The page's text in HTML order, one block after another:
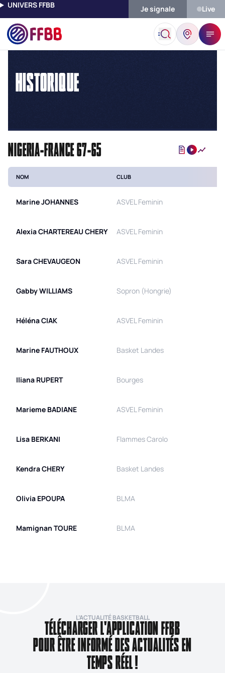
UNIVERS FFBB Je signale Live
Accueil Historique
HISTORIQUE
NIGERIA-FRANCE 67-65
NOM CLUB
MarineJOHANNES ASVEL Feminin
AlexiaCHARTEREAU CHERY ASVEL Feminin
SaraCHEVAUGEON ASVEL Feminin
GabbyWILLIAMS Sopron (Hongrie)
HélénaCIAK ASVEL Feminin
Marine FAUTHOUX Basket Landes
Iliana RUPERT Bourges
Marieme BADIANE ASVEL Feminin
Lisa BERKANI Flammes Carolo
KendraCHERY Basket Landes
Olivia EPOUPA BLMA
Mamignan TOURE BLMA
L’ACTUALITÉ BASKETBALL
TÉLÉCHARGER L'APPLICATION FFBB
POUR ÊTRE INFORMÉ DES ACTUALITÉS EN
TEMPS RÉEL !